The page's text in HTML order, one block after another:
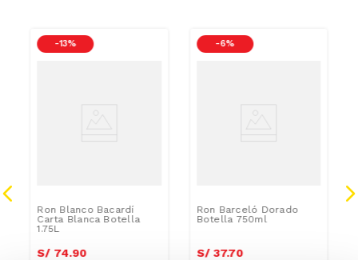
-13 %
Ron Blanco Bacardí
Carta Blanca Botella
1.75L
S/ 74.90
-6 %
Ron Barceló Dorado
Botella 750ml
S/ 37.70